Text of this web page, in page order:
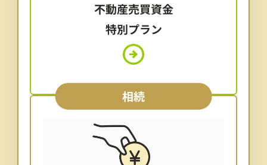
不動産売買資金
特別プラン
相続